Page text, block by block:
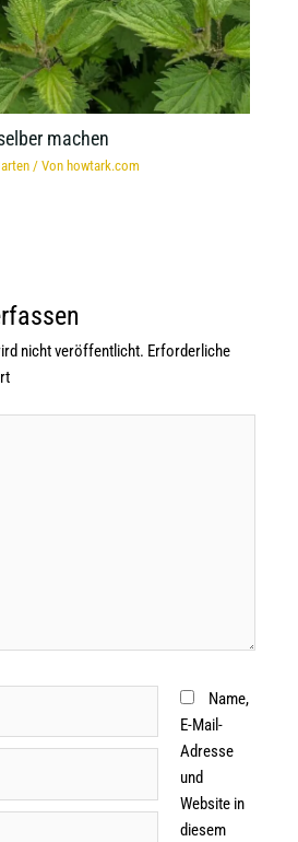
machen
/ Vonhowtark.com
nicht veröffentlicht. Erforderliche
Name,
E-Mail-
Adresse
und
Website in
diesem